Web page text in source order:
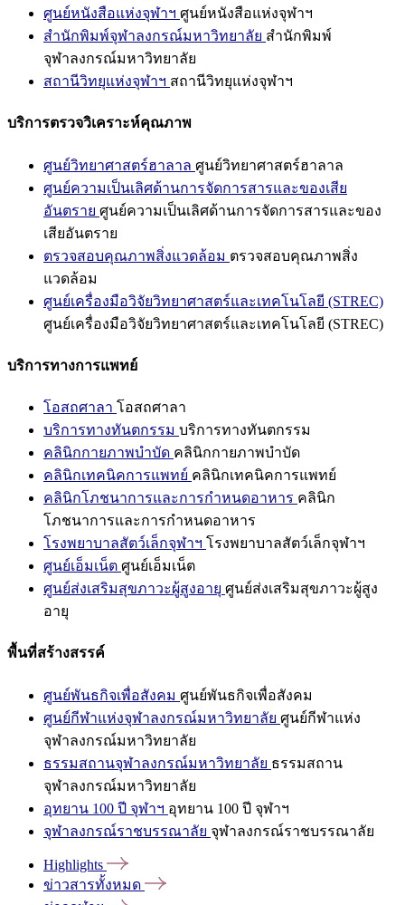
ศูนย์หนังสือแห่งจุฬาฯ ศูนย์หนังสือแห่งจุฬาฯ
สำนักพิมพ์จุฬาลงกรณ์มหาวิทยาลัย สำนักพิมพ์
จุฬาลงกรณ์มหาวิทยาลัย
สถานีวิทยุแห่งจุฬาฯ สถานีวิทยุแห่งจุฬาฯ
บริการตรวจวิเคราะห์คุณภาพ
ศูนย์วิทยาศาสตร์ฮาลาล ศูนย์วิทยาศาสตร์ฮาลาล
ศูนย์ความเป็นเลิศด้านการจัดการสารและของเสีย
อันตราย ศูนย์ความเป็นเลิศด้านการจัดการสารและของ
เสียอันตราย
ตรวจสอบคุณภาพสิ่งแวดล้อม ตรวจสอบคุณภาพสิ่ง
แวดล้อม
ศูนย์เครื่องมือวิจัยวิทยาศาสตร์และเทคโนโลยี (STREC)
ศูนย์เครื่องมือวิจัยวิทยาศาสตร์และเทคโนโลยี (STREC)
บริการทางการแพทย์
โอสถศาลา โอสถศาลา
บริการทางทันตกรรม บริการทางทันตกรรม
คลินิกกายภาพบำบัด คลินิกกายภาพบำบัด
คลินิกเทคนิคการแพทย์ คลินิกเทคนิคการแพทย์
คลินิกโภชนาการและการกำหนดอาหาร คลินิก
โภชนาการและการกำหนดอาหาร
โรงพยาบาลสัตว์เล็กจุฬาฯ โรงพยาบาลสัตว์เล็กจุฬาฯ
ศูนย์เอ็มเน็ต ศูนย์เอ็มเน็ต
ศูนย์ส่งเสริมสุขภาวะผู้สูงอายุ ศูนย์ส่งเสริมสุขภาวะผู้สูง
อายุ
พื้นที่สร้างสรรค์
ศูนย์พันธกิจเพื่อสังคม ศูนย์พันธกิจเพื่อสังคม
ศูนย์กีฬาแห่งจุฬาลงกรณ์มหาวิทยาลัย ศูนย์กีฬาแห่ง
จุฬาลงกรณ์มหาวิทยาลัย
ธรรมสถานจุฬาลงกรณ์มหาวิทยาลัย ธรรมสถาน
จุฬาลงกรณ์มหาวิทยาลัย
อุทยาน 100 ปี จุฬาฯ อุทยาน 100 ปี จุฬาฯ
จุฬาลงกรณ์ราชบรรณาลัย จุฬาลงกรณ์ราชบรรณาลัย
Highlights
ข่าวสารทั้งหมด